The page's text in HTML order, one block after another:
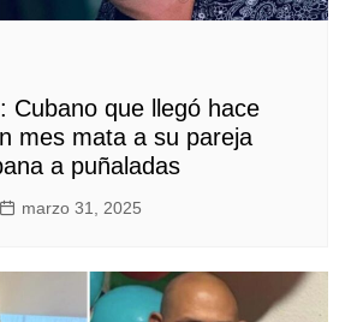
Cubano que llegó hace
mes mata a su pareja
a puñaladas
marzo 31, 2025